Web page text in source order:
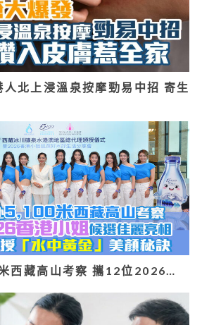
北上浸溫泉按摩勁易中招 寄生
西藏高山考察 攜12位2026…